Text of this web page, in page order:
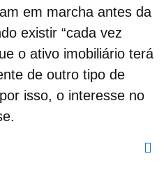
em marcha antes da
existir “cada vez
o ativo imobiliário terá
de outro tipo de
isso, o interesse no